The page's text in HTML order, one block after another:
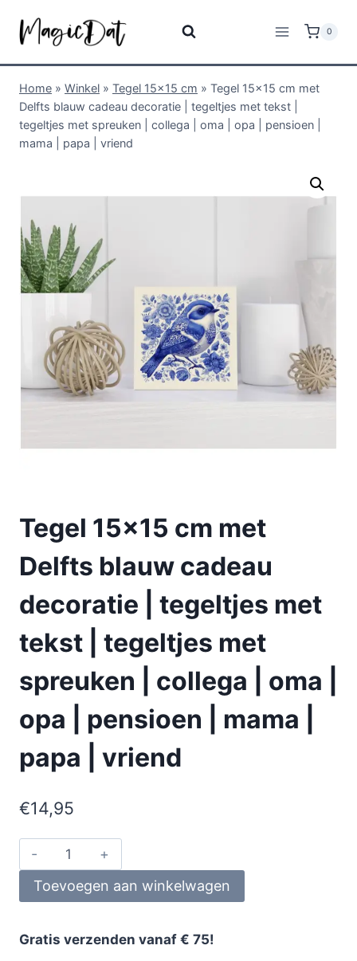
0
Home » Winkel » Tegel 15x15 cm » Tegel 15×15 cm met
Delfts blauw cadeau decoratie | tegeltjes met tekst |
tegeltjes met spreuken | collega | oma | opa | pensioen |
mama | papa | vriend
Tegel 15×15 cm met
Delfts blauw cadeau
decoratie | tegeltjes met
tekst | tegeltjes met
spreuken | collega | oma |
opa | pensioen | mama |
papa | vriend
€14,95
Toevoegen aan winkelwagen
Gratis verzenden vanaf € 75!